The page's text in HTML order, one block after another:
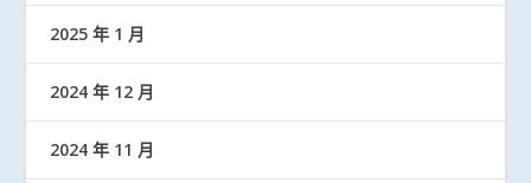
2025 年 1 月
2024 年 12 月
2024 年 11 月